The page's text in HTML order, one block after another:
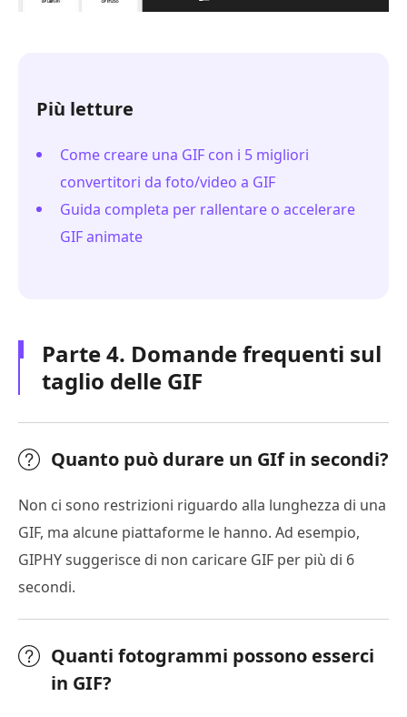
Più letture
Come creare una GIF con i 5 migliori
convertitori da foto/video a GIF
Guida completa per rallentare o accelerare
GIF animate
Parte 4. Domande frequenti sul
taglio delle GIF
Quanto può durare un GIf in secondi?
Non ci sono restrizioni riguardo alla lunghezza di una
GIF, ma alcune piattaforme le hanno. Ad esempio,
GIPHY suggerisce di non caricare GIF per più di 6
secondi.
Quanti fotogrammi possono esserci
in GIF?